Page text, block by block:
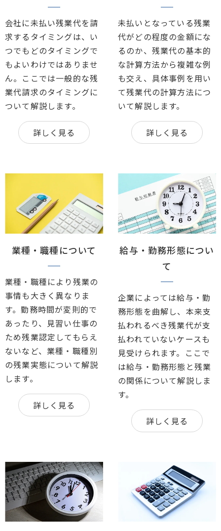
会社に未払い残業代を請
求するタイミングは、い
つでもどのタイミングで
もよいわけではありませ
ん。ここでは一般的な残
業代請求のタイミングに
ついて解説します。
詳しく見る
未払いとなっている残業
代がどの程度の金額にな
るのか、残業代の基本的
な計算方法から複雑な例
も交え、具体事例を用い
て残業代の計算方法につ
いて解説します。
詳しく見る
業種・職種について
業種・職種により残業の
事情も大きく異なりま
す。勤務時間が変則的で
あったり、見習い仕事の
ため残業認定してもらえ
ないなど、業種・職種別
の残業実態について解説
します。
詳しく見る
給与・勤務形態につい
て
企業によっては給与・勤
務形態を曲解し、本来支
払われるべき残業代が支
払われていないケースも
見受けられます。ここで
は給与・勤務形態と残業
の関係について解説しま
す。
詳しく見る